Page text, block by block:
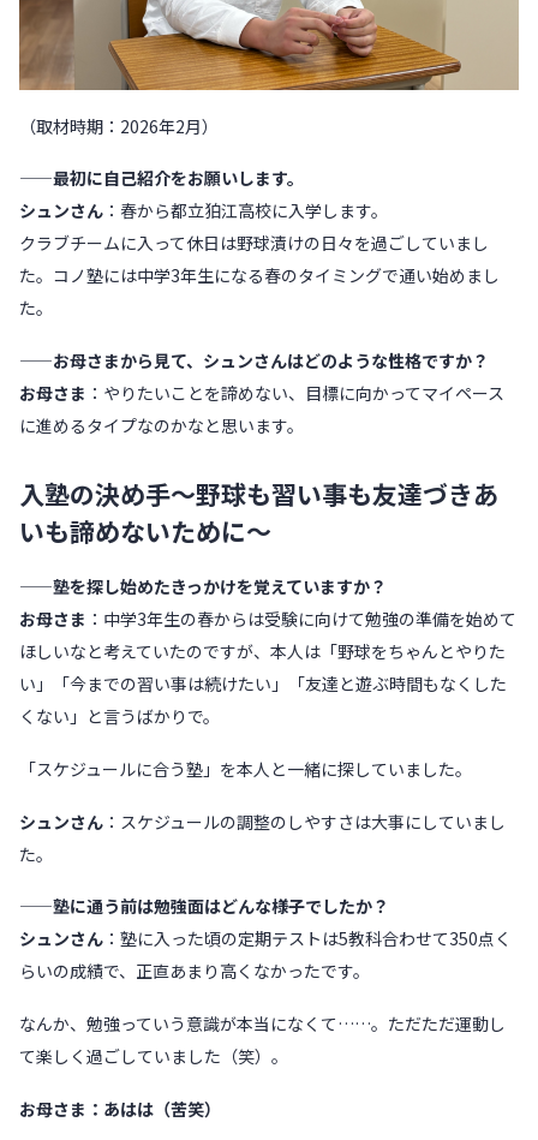
（取材時期：2026年2月）
——最初に自己紹介をお願いします。
シュンさん ：春から都立狛江高校に入学します。
クラブチームに入って休日は野球漬けの日々を過ごしていまし
た。コノ塾には中学3年生になる春のタイミングで通い始めまし
た。
——お母さまから見て、シュンさんはどのような性格ですか？
お母さま ：やりたいことを諦めない、目標に向かってマイペース
に進めるタイプなのかなと思います。
入塾の決め手〜野球も習い事も友達づきあ
いも諦めないために〜
——塾を探し始めたきっかけを覚えていますか？
お母さま ：中学3年生の春からは受験に向けて勉強の準備を始めて
ほしいなと考えていたのですが、本人は「野球をちゃんとやりた
い」「今までの習い事は続けたい」「友達と遊ぶ時間もなくした
くない」と言うばかりで。
「スケジュールに合う塾」を本人と一緒に探していました。
シュンさん ：スケジュールの調整のしやすさは大事にしていまし
た。
——塾に通う前は勉強面はどんな様子でしたか？
シュンさん ：塾に入った頃の定期テストは5教科合わせて350点く
らいの成績で、正直あまり高くなかったです。
なんか、勉強っていう意識が本当になくて……。ただただ運動し
て楽しく過ごしていました（笑）。
お母さま：あはは（苦笑）